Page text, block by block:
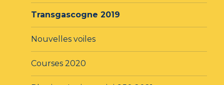
Transgascogne 2019
Nouvelles voiles
Courses 2020